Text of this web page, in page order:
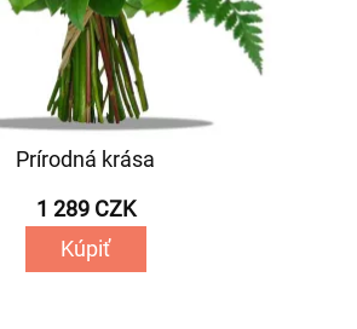
Prírodná krása
1 289 CZK
Kúpiť